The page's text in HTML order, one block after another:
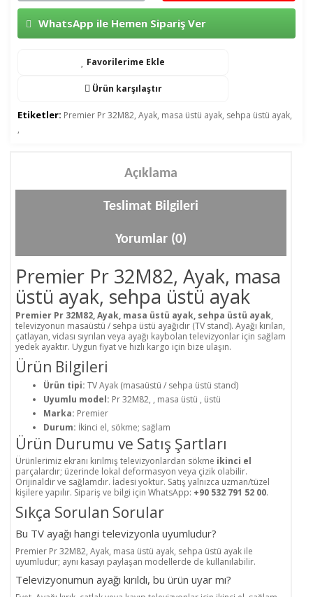
WhatsApp ile Hemen Sipariş Ver
Favorilerime Ekle
Ürün karşılaştır
Etiketler: Premier Pr 32M82, Ayak, masa üstü ayak, sehpa üstü ayak,
,
Açıklama
Teslimat Bilgileri
Yorumlar (0)
Premier Pr 32M82, Ayak, masa
üstü ayak, sehpa üstü ayak
Premier Pr 32M82, Ayak, masa üstü ayak, sehpa üstü ayak,
televizyonun masaüstü / sehpa üstü ayağıdır (TV stand). Ayağı kırılan,
çatlayan, vidası sıyrılan veya ayağı kaybolan televizyonlar için sağlam
yedek ayaktır. Uygun fiyat ve hızlı kargo için bize ulaşın.
Ürün Bilgileri
Ürün tipi: TV Ayak (masaüstü / sehpa üstü stand)
Uyumlu model: Pr 32M82, , masa üstü , üstü
Marka: Premier
Durum: İkinci el, sökme; sağlam
Ürün Durumu ve Satış Şartları
Ürünlerimiz ekranı kırılmış televizyonlardan sökme ikinci el
parçalardır; üzerinde lokal deformasyon veya çizik olabilir.
Orijinaldir ve sağlamdır. İadesi yoktur. Satış yalnızca uzman/tüzel
kişilere yapılır. Sipariş ve bilgi için WhatsApp: +90 532 791 52 00.
Sıkça Sorulan Sorular
Bu TV ayağı hangi televizyonla uyumludur?
Premier Pr 32M82, Ayak, masa üstü ayak, sehpa üstü ayak ile
uyumludur; aynı kasayı paylaşan modellerde de kullanılabilir.
Televizyonumun ayağı kırıldı, bu ürün uyar mı?